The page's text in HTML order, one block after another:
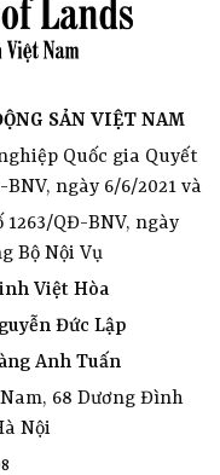
SẢN VIỆT NAM
Quốc gia Quyết
ngày 6/6/2021 và
QĐ-BNV, ngày
Bộ Nội Vụ
Việt Hòa
Đức Lập
Anh Tuấn
68 Dương Đình
Nội